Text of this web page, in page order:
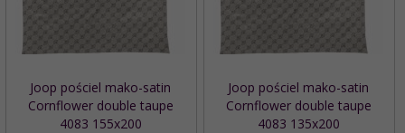
Joop pościel mako-satin
Cornflower double taupe
4083 155x200
Joop pościel mako-satin
Cornflower double taupe
4083 135x200